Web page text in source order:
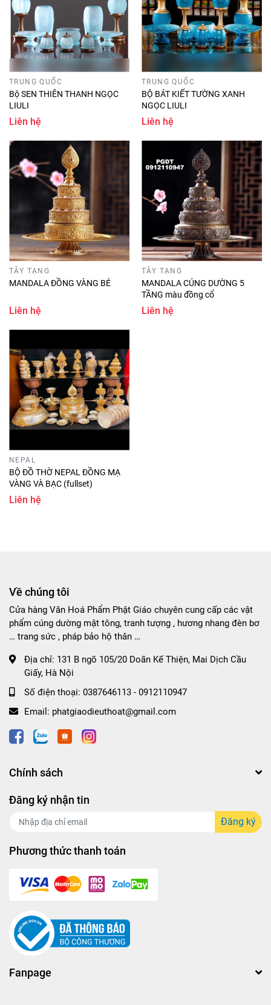
TRUNG QUỐC
Bộ SEN THIÊN THANH NGỌC
LIULI
Liên hệ
TRUNG QUỐC
BỘ BÁT KIẾT TƯỜNG XANH
NGỌC LIULI
Liên hệ
TÂY TẠNG
MANDALA ĐỒNG VÀNG BÉ
Liên hệ
TÂY TẠNG
MANDALA CÚNG DƯỜNG 5
TẦNG màu đồng cổ
Liên hệ
NEPAL
BỘ ĐỒ THỜ NEPAL ĐỒNG MẠ
VÀNG VÀ BẠC (fullset)
Liên hệ
Về chúng tôi
Cửa hàng Văn Hoá Phẩm Phật Giáo chuyên cung cấp các vật
phẩm cúng dường mật tông, tranh tượng , hương nhang đèn bơ
… trang sức , pháp bảo hộ thân …
Địa chỉ: 131 B ngõ 105/20 Doãn Kế Thiện, Mai Dịch Cầu
Giấy, Hà Nội
Số điện thoại: 0387646113 - 0912110947
Email: phatgiaodieuthoat@gmail.com
Chính sách
Đăng ký nhận tin
Đăng ký
Phương thức thanh toán
Fanpage